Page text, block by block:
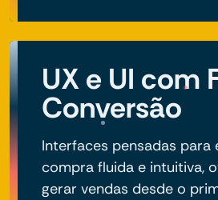
UX e UI com
Conversão
Interfaces pensadas para
compra fluida e intuitiva,
gerar vendas desde o